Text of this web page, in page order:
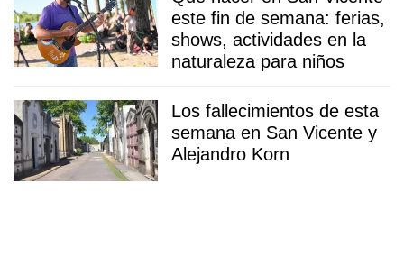
este fin de semana: ferias,
shows, actividades en la
naturaleza para niños
Los fallecimientos de esta
semana en San Vicente y
Alejandro Korn